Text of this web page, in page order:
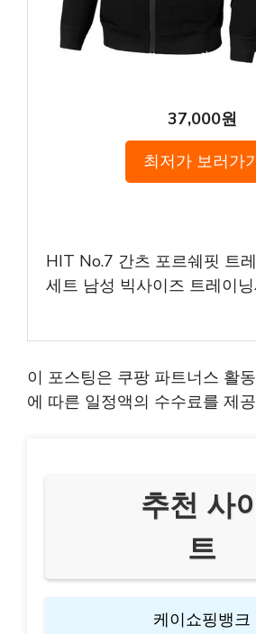
37,000원
최저가 보러가
HIT No.7 간츠 포르쉐핏 트
세트 남성 빅사이즈 트레이
이 포스팅은 쿠팡 파트너스 활
에 따른 일정액의 수수료를 제
추천 사
트
케이쇼핑뱅크